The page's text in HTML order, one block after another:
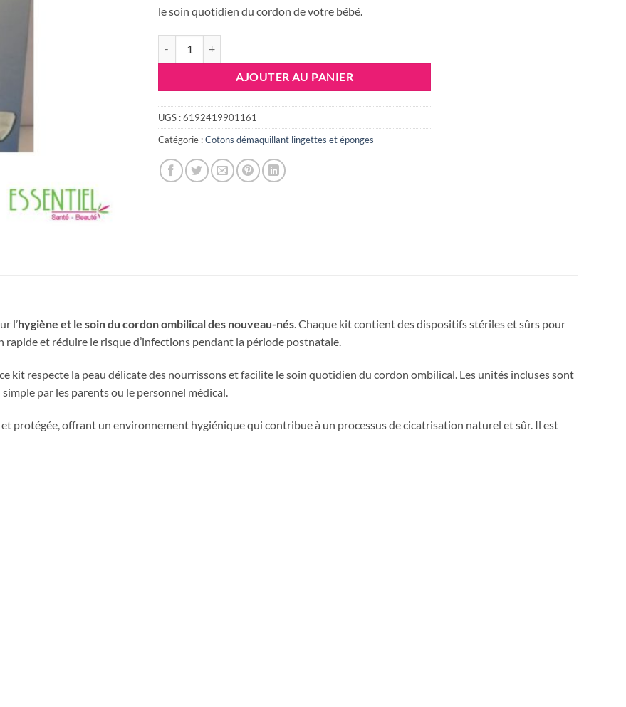
le soin quotidien du cordon de votre bébé.
AJOUTER AU PANIER
UGS :6192419901161
Catégorie :Cotons démaquillant lingettes et éponges
l’hygiène et le soin du cordon ombilical des nouveau-nés. Chaque kit contient des dispositifs stériles et sûrs pour
et réduire le risque d’infections pendant la période postnatale.
, ce kit respecte la peau délicate des nourrissons et facilite le soin quotidien du cordon ombilical. Les unités incluses sont
par les parents ou le personnel médical.
protégée, offrant un environnement hygiénique qui contribue à un processus de cicatrisation naturel et sûr. Il est